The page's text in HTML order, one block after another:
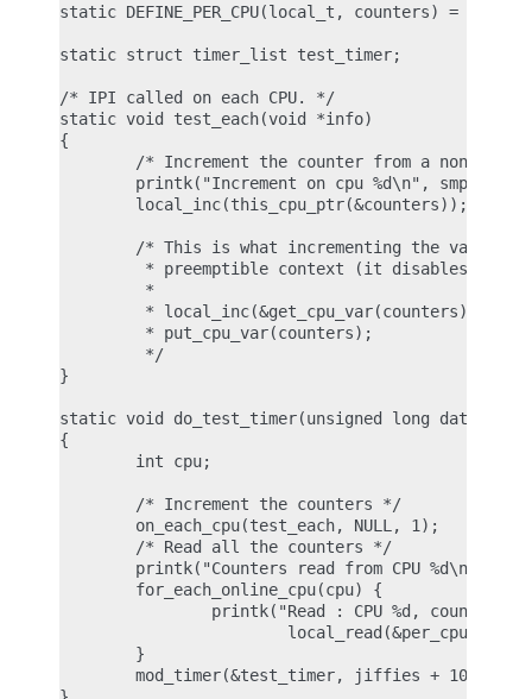
static DEFINE_PER_CPU(local_t, counters) =
static struct timer_list test_timer;
/* IPI called on each CPU. */
static void test_each(void *info)
{
/* Increment the counter from a non
printk("Increment on cpu %d\n",
        local_inc(this_cpu_ptr(&counters));
/* This is what incrementing the
* preemptible context (it disables
         *
         * local_inc(&get_cpu_var(counters));
         * put_cpu_var(counters);
         */
}
static void do_test_timer(unsigned long data)
{
        int cpu;
        /* Increment the counters */
        on_each_cpu(test_each, NULL, 1);
        /* Read all the counters */
printk("Counters read from CPU %d\n",
        for_each_online_cpu(cpu) {
printk("Read : CPU %d, count
        }
        mod_timer(&test_timer, jiffies + 1000);